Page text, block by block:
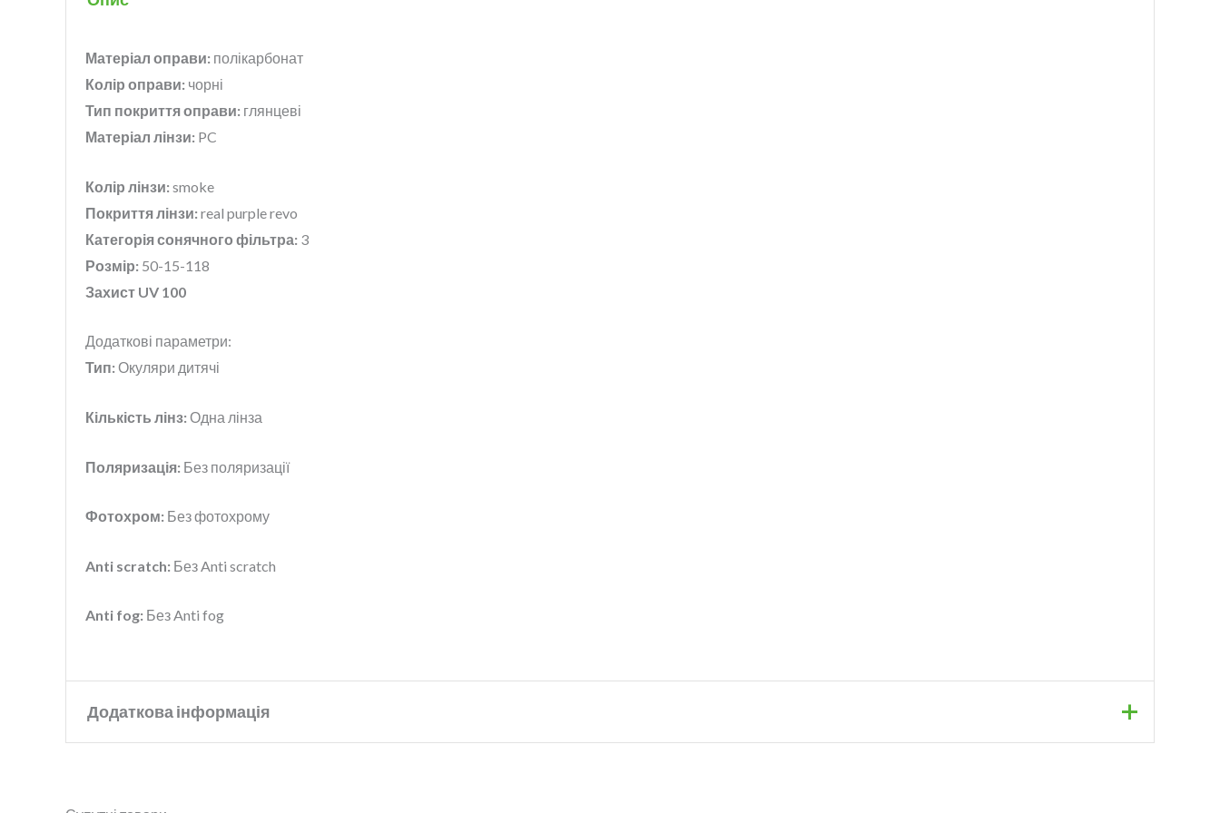
Матеріал оправи: полікарбонат
Колір оправи: чорні
Тип покриття оправи: глянцеві
Матеріал лінзи: PC
Колір лінзи: smoke
Покриття лінзи: real purple revo
Категорія сонячного фільтра: 3
Розмір: 50-15-118
Захист UV 100
Додаткові параметри:
Тип: Окуляри дитячі
Кількість лінз: Одна лінза
Поляризація: Без поляризації
Фотохром: Без фотохрому
Anti scratch: Без Anti scratch
Anti fog: Без Anti fog
Додаткова інформація